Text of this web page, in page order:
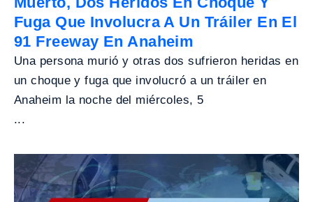
Fuga Que Involucra A Un Tráiler En El
91 Freeway En Anaheim
Una persona murió y otras dos sufrieron heridas en
un choque y fuga que involucró a un tráiler en
Anaheim la noche del miércoles, 5
...